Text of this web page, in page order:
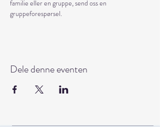
familie eller en gruppe, send oss en
gruppeforespørsel.
Dele denne eventen